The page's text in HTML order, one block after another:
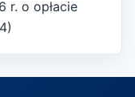
r. o opłacie